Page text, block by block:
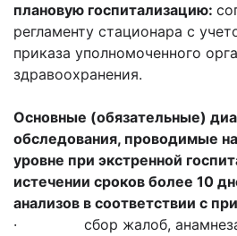
плановую госпитализацию:
регламенту стационара с
приказа уполномоченного
здравоохранения.
Основные (обязательные)
обследования, проводимые
уровне при экстренной
истечении сроков более 10
анализов в соответствии с
· сбор жалоб, анамнеза